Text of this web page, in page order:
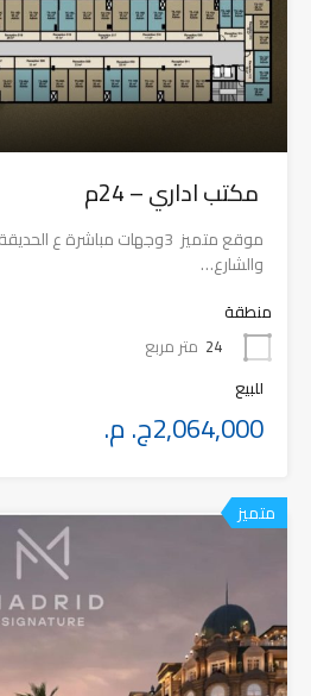
مكتب اداري – 24م
موقع متميز 3وجهات مباشرة ع
والشارع…
منطقة
24 متر مربع
للبيع
2,064,000ج. م.
متميز